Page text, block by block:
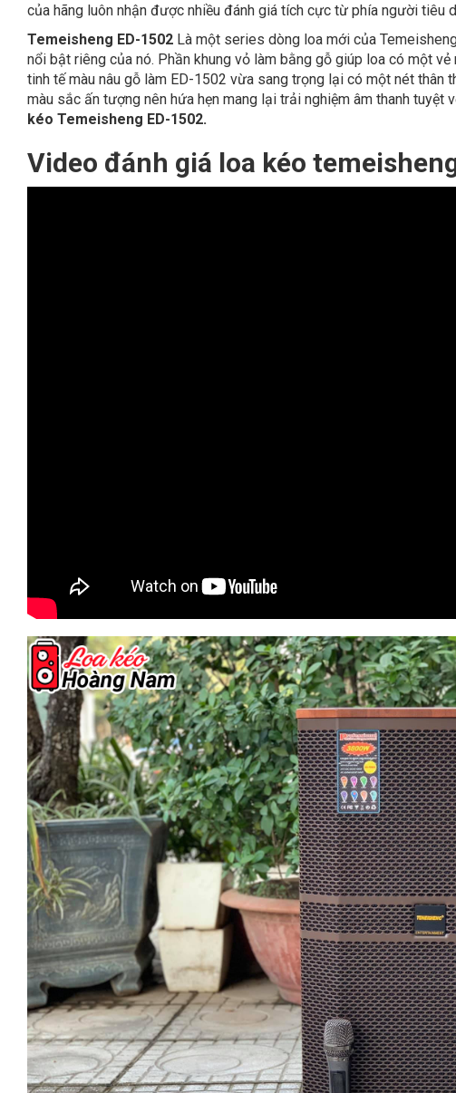
của hãng luôn nhận được nhiều đánh giá tích cực từ phía người tiêu
Temeisheng ED-1502Là một series dòng loa mới của
nổi bật riêng của nó. Phần khung vỏ làm bằng gỗ giúp loa có một
tinh tế màu nâu gỗ làm ED-1502 vừa sang trọng lại có một nét
màu sắc ấn tượng nên hứa hẹn mang lại trải nghiệm âm thanh tuyệt
kéo Temeisheng ED-1502.
Video đánh giá loa kéo
18.000.000₫